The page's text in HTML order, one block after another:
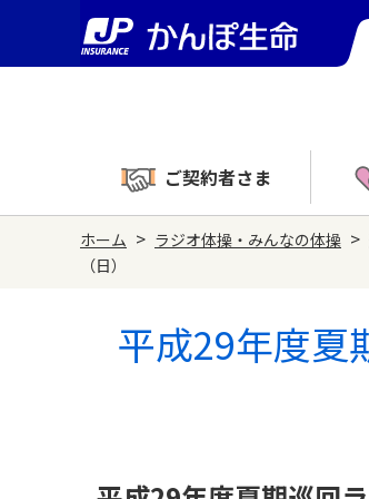
ご契約者さま
ホーム > ラジオ体操・みんなの体操 >
（日）
平成29年度